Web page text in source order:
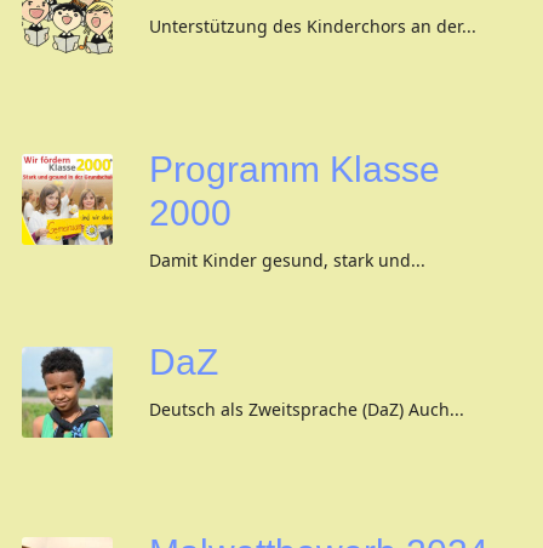
Unterstützung des Kinderchors an der...
Programm Klasse
2000
Damit Kinder gesund, stark und...
DaZ
Deutsch als Zweitsprache (DaZ) Auch...